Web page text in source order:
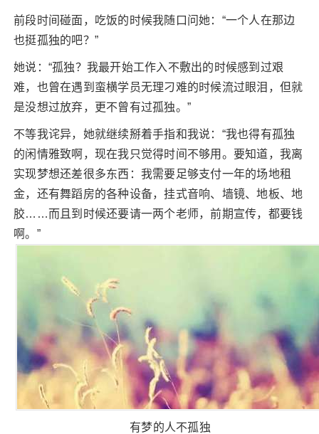
前段时间碰面，吃饭的时候我随口问她：“一个人在那边
也挺孤独的吧？”
她说：“孤独？我最开始工作入不敷出的时候感到过艰
难，也曾在遇到蛮横学员无理刁难的时候流过眼泪，但就
是没想过放弃，更不曾有过孤独。”
不等我诧异，她就继续掰着手指和我说：“我也得有孤独
的闲情雅致啊，现在我只觉得时间不够用。要知道，我离
实现梦想还差很多东西：我需要足够支付一年的场地租
金，还有舞蹈房的各种设备，挂式音响、墙镜、地板、地
胶……而且到时候还要请一两个老师，前期宣传，都要钱
啊。”
有梦的人不孤独